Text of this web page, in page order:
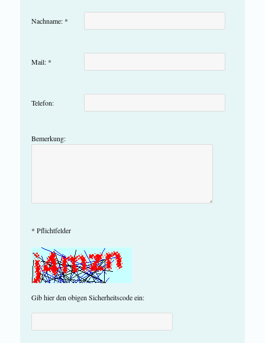
Nachname: *
Mail: *
Telefon:
Bemerkung:
* Pflichtfelder
Gib hier den obigen Sicherheitscode ein: